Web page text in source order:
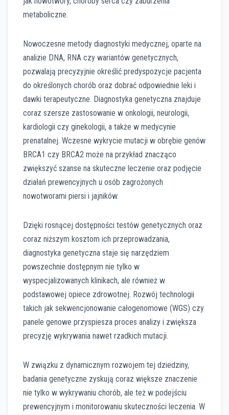
metaboliczne.
Nowoczesne metody diagnostyki medycznej, oparte na
analizie DNA, RNA czy wariantów genetycznych,
pozwalają precyzyjnie określić predyspozycje pacjenta
do określonych chorób oraz dobrać odpowiednie leki i
dawki terapeutyczne. Diagnostyka genetyczna znajduje
coraz szersze zastosowanie w onkologii, neurologii,
kardiologii czy ginekologii, a także w medycynie
prenatalnej. Wczesne wykrycie mutacji w obrębie genów
BRCA1 czy BRCA2 może na przykład znacząco
zwiększyć szanse na skuteczne leczenie oraz podjęcie
działań prewencyjnych u osób zagrożonych
nowotworami piersi i jajników.
Dzięki rosnącej dostępności testów genetycznych oraz
coraz niższym kosztom ich przeprowadzania,
diagnostyka genetyczna staje się narzędziem
powszechnie dostępnym nie tylko w
wyspecjalizowanych klinikach, ale również w
podstawowej opiece zdrowotnej. Rozwój technologii
takich jak sekwencjonowanie całogenomowe (WGS) czy
panele genowe przyspiesza proces analizy i zwiększa
precyzję wykrywania nawet rzadkich mutacji.
W związku z dynamicznym rozwojem tej dziedziny,
badania genetyczne zyskują coraz większe znaczenie
nie tylko w wykrywaniu chorób, ale też w podejściu
prewencyjnym i monitorowaniu skuteczności leczenia. W